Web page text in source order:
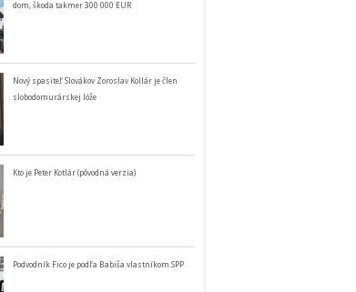
dom, škoda takmer 300 000 EUR
Nový spasiteľ Slovákov Zoroslav Kollár je člen
slobodomurárskej lóže
Kto je Peter Kotlár (pôvodná verzia)
Podvodník Fico je podľa Babiša vlastníkom SPP